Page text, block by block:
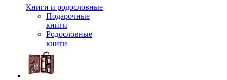
Книги и родословные
Подарочные
книги
Родословные
книги